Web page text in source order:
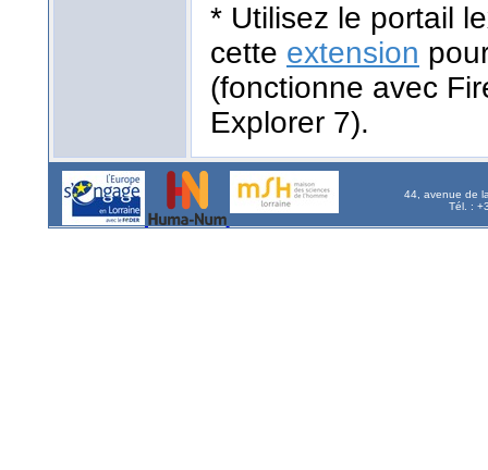
* Utilisez le portail
cette extension
(fonctionne avec
Explorer 7).
44, avenue de
Tél. :